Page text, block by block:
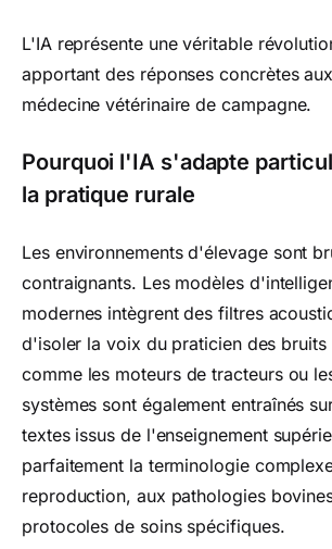
L'IA représente une véritable
apportant des réponses concrètes
médecine vétérinaire de campagne.
Pourquoi l'IA s'adapte
la pratique rurale
Les environnements d'élevage sont
contraignants. Les modèles
modernes intègrent des filtres
d'isoler la voix du praticien des bruits
comme les moteurs de tracteurs ou
systèmes sont également entraînés
textes issus de l'enseignement
parfaitement la terminologie
reproduction, aux pathologies
protocoles de soins spécifiques.